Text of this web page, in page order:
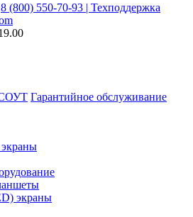
8 (800) 550-70-93 | Техподдержка
СОУТ Гарантийное обслуживание
экраны